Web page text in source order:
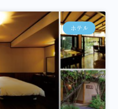
ホテル